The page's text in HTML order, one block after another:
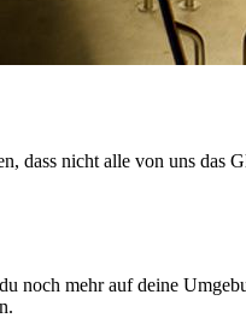
dass nicht alle von uns
mehr auf deine